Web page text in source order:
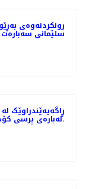
رونکردنەوەی
سلێمانی
ڕاگەیەێندراوێک
لەبارەی پرسی کۆچبەران.